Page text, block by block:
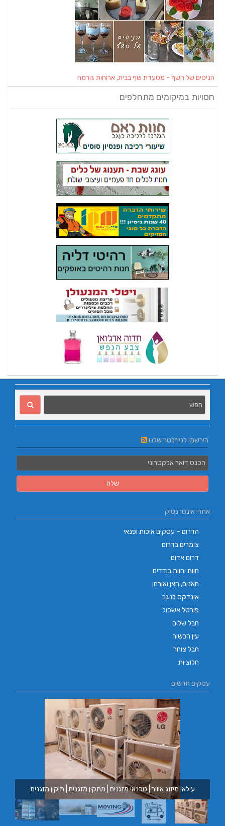
הניסים של השף - מסעדת שף בבית, ארוחות גורמה
חסויות במיקומים מתחלפים
הירשמו לניוזלטר שלנו
אתרי אינטרנטיק
הדרום – עסקים איכות ופנאי
צימרים בדרום
דרום אדום
חוות וחוות בודדים
חאנים, חאן ואורחן
אינדקס לנגב
פורטל אשכול
חבל שלום
עין הבשור
חבל צוחר
חלוציות
עסקים חדשים
עילאי מיזוג אוויר | טכנאי מזגנים | מתקין מזגנים | תיקון מזגנים